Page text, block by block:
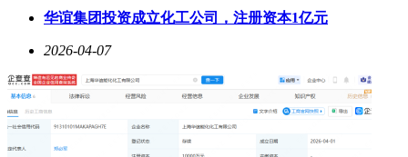
华谊集团投资成立化工公司，注册资本1亿元
2026-04-07